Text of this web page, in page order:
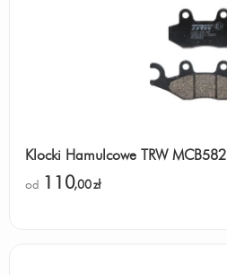
Klocki Hamulcowe TRW MCB582
od 110,00zł